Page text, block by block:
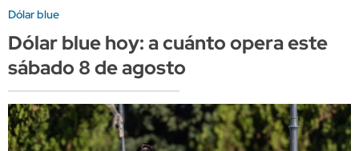
Dólar blue
Dólar blue hoy: a cuánto opera este
sábado 8 de agosto